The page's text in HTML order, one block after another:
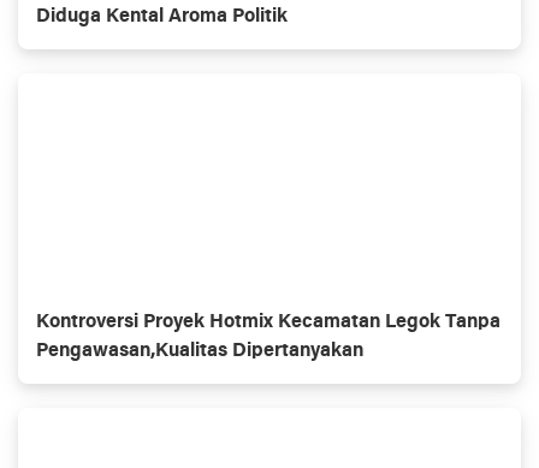
Diduga Kental Aroma Politik
Kontroversi Proyek Hotmix Kecamatan Legok Tanpa
Pengawasan,Kualitas Dipertanyakan